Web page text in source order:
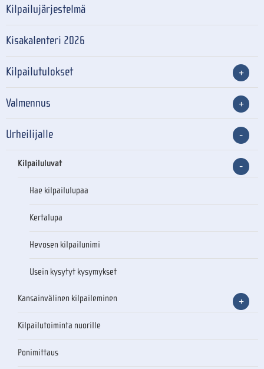
Kilpailujärjestelmä
Kisakalenteri 2026
Kilpailutulokset
Valmennus
Urheilijalle
Kilpailuluvat
Hae kilpailulupaa
Kertalupa
Hevosen kilpailunimi
Usein kysytyt kysymykset
Kansainvälinen kilpaileminen
Kilpailutoiminta nuorille
Ponimittaus